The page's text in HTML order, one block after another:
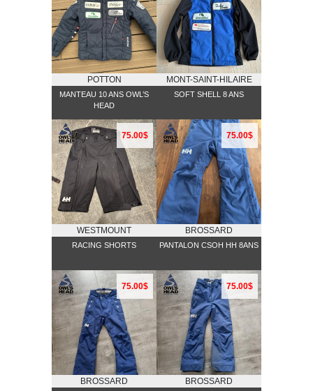
POTTON
MANTEAU 10 ANS OWL’S
HEAD
MONT-SAINT-HILAIRE
SOFT SHELL 8 ANS
75.00$
WESTMOUNT
RACING SHORTS
75.00$
BROSSARD
PANTALON CSOH HH 8ANS
75.00$
BROSSARD
75.00$
BROSSARD